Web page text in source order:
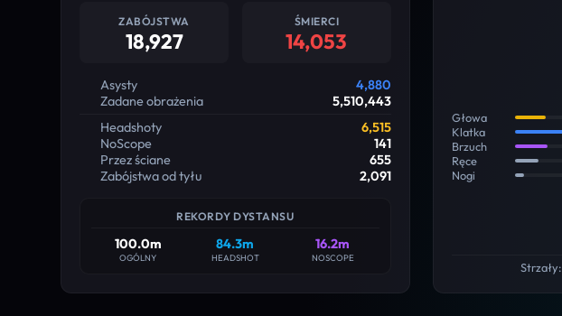
ZABÓJSTWA
18,927
ŚMIERCI
14,053
Asysty
4,880
Zadane obrażenia
5,510,443
Headshoty
6,515
NoScope
141
Przez ściane
655
Zabójstwa od tyłu
2,091
REKORDY DYSTANSU
100.0m
OGÓLNY
84.3m
HEADSHOT
16.2m
NOSCOPE
Głowa
Klatka
Brzuch
Ręce
Nogi
Strzały: